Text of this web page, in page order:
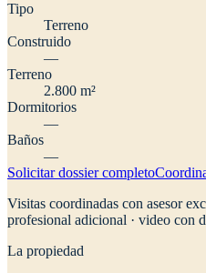
Tipo
Terreno
Construido
—
Terreno
2.800 m²
Dormitorios
—
Baños
—
Solicitar dossier completo
Visitas coordinadas con asesor
profesional adicional · video con
La propiedad